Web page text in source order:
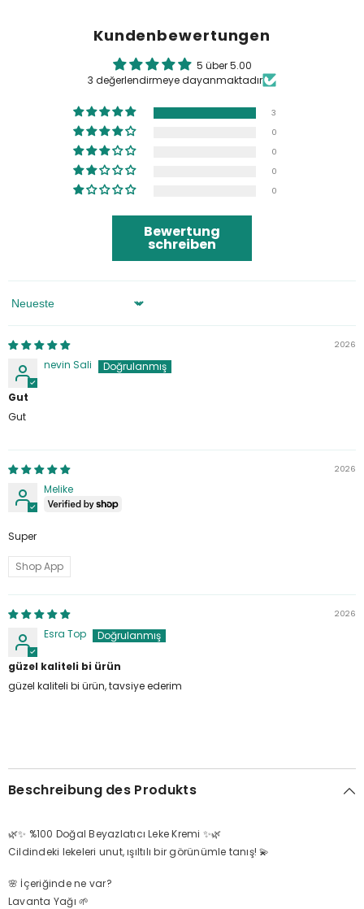
Kundenbewertungen
5 über 5.00
3 değerlendirmeye dayanmaktadır
3
0
0
0
0
Bewertung
schreiben
Sortieren Nach
2026
nevin Sali
Gut
Gut
2026
Melike
Super
Shop App
2026
Esra Top
güzel kaliteli bi ürün
güzel kaliteli bi ürün, tavsiye ederim
Beschreibung des Produkts
🌿✨ %100 Doğal Beyazlatıcı Leke Kremi ✨🌿
Cildindeki lekeleri unut, ışıltılı bir görünümle tanış! 💫
🌸 İçeriğinde ne var?
Lavanta Yağı 🌱